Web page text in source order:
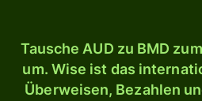
Tausche AUD zu BMD
um. Wise ist das
Überweisen, Bezahlen